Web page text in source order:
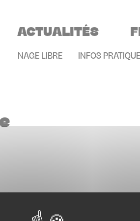
PRINCIPALE
ACTUALITÉS
MENU
NAGE LIBRE INFOS